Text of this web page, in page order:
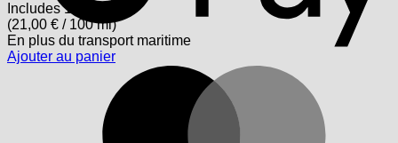
Includes 19% USt.
(21,00 € / 100 ml)
En plus du transportmaritime
Ajouter au panier